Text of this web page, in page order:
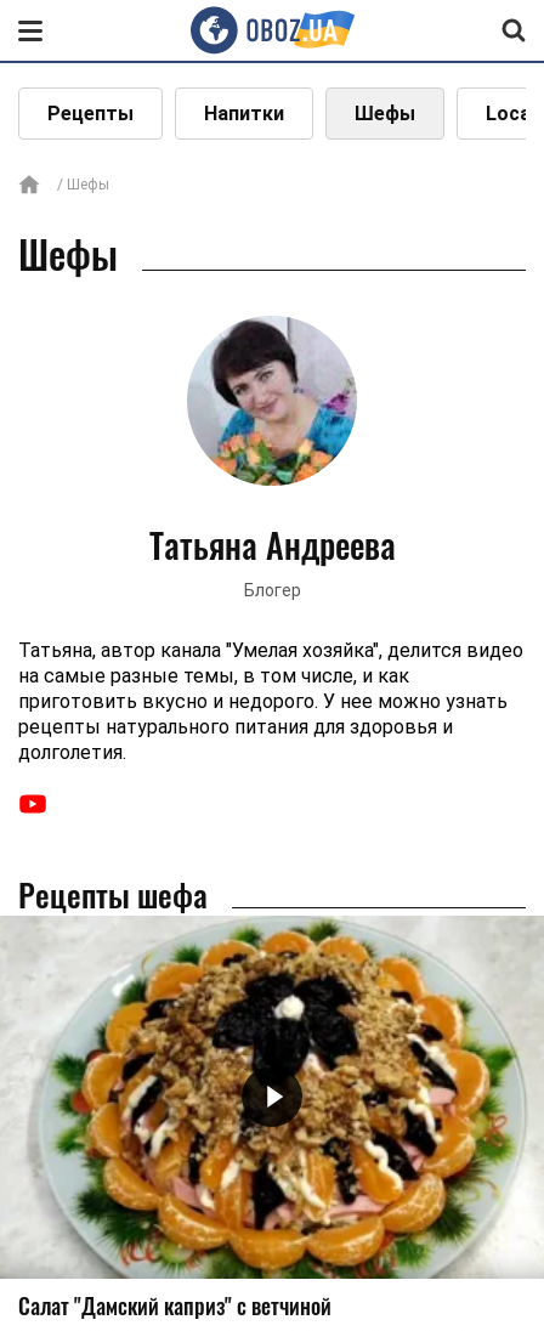
Рецепты Напитки Шефы Local
Шефы
Шефы
Татьяна Андреева
Блогер
Татьяна, автор канала "Умелая хозяйка", делится видео
на самые разные темы, в том числе, и как
приготовить вкусно и недорого. У нее можно узнать
рецепты натурального питания для здоровья и
долголетия.
Рецепты шефа
Салат "Дамский каприз" с ветчиной